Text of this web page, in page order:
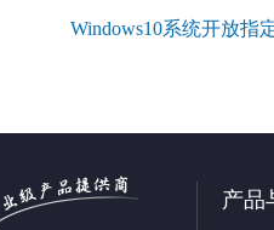
Windows10系统开放指
产品